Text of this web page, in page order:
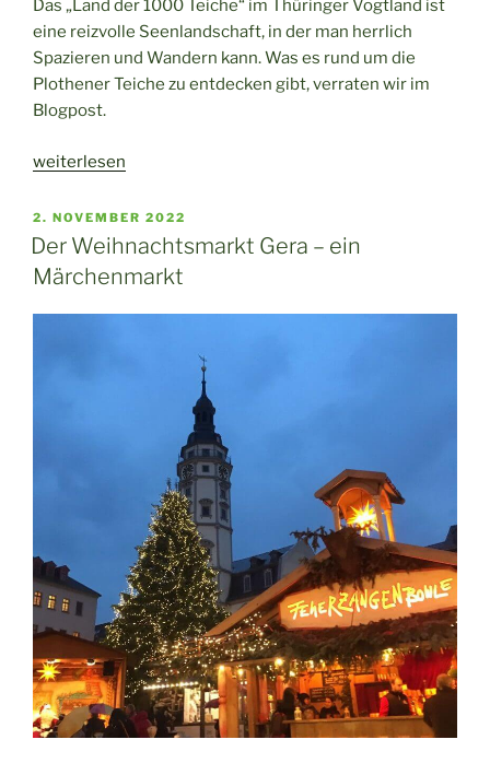
Das „Land der 1000 Teiche“ im Thüringer Vogtland ist
eine reizvolle Seenlandschaft, in der man herrlich
Spazieren und Wandern kann. Was es rund um die
Plothener Teiche zu entdecken gibt, verraten wir im
Blogpost.
„Entdeckungen
um
die
Plothener
Teiche“
weiterlesen
VERÖFFENTLICHT
AM
2. NOVEMBER 2022
Der Weihnachtsmarkt Gera – ein
Märchenmarkt